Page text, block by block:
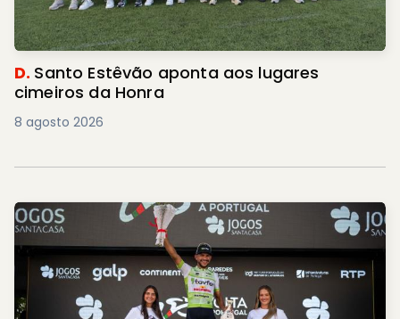
D. Santo Estêvão aponta aos lugares
cimeiros da Honra
8 agosto 2026